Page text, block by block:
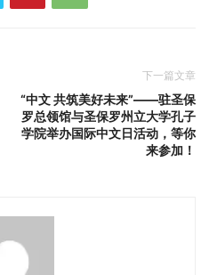
下一篇文章
“中文 共筑美好未来”——驻圣保
罗总领馆与圣保罗州立大学孔子
学院举办国际中文日活动，等你
来参加！